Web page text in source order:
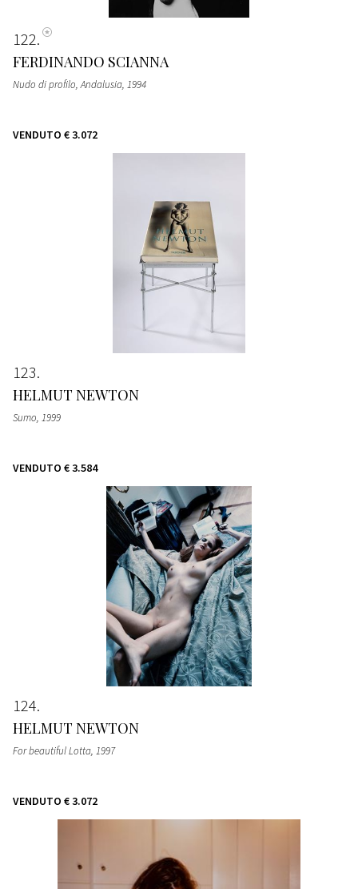
122
FERDINANDO SCIANNA
Nudo di profilo, Andalusia, 1994
VENDUTO € 3.072
123
HELMUT NEWTON
Sumo, 1999
VENDUTO € 3.584
124
HELMUT NEWTON
For beautiful Lotta, 1997
VENDUTO € 3.072